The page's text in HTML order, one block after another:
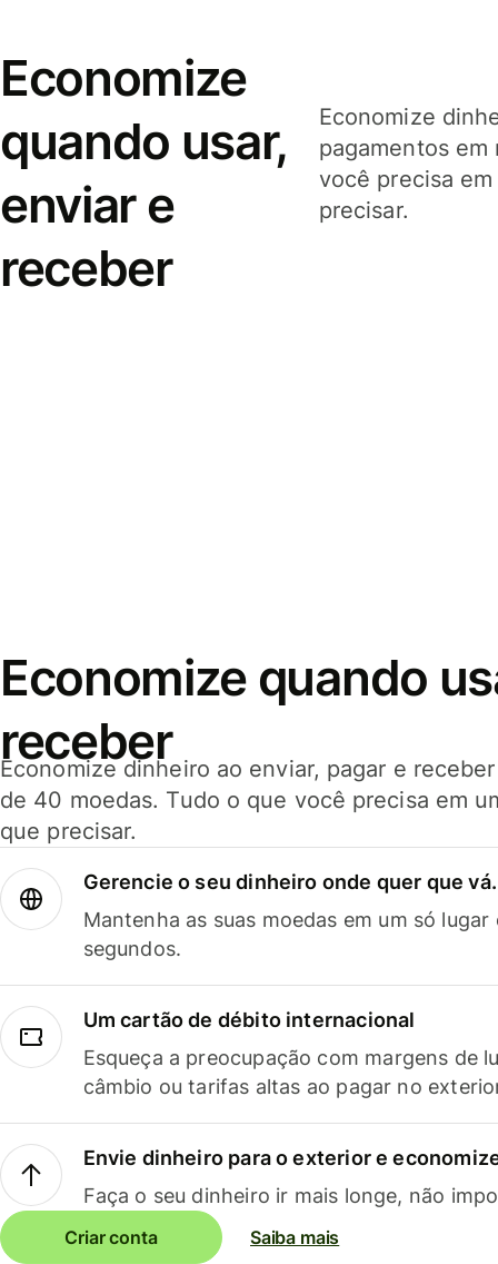
Economize
quando usar,
enviar e
receber
Economize
pagamentos
você precisa
precisar.
Economize quando
receber
Economize dinheiro ao enviar, pagar e
de 40 moedas. Tudo o que você precisa em
que precisar.
Gerencie o seu dinheiro onde quer que vá.
Mantenha as suas moedas em um só
segundos.
Um cartão de débito internacional
Esqueça a preocupação com margens de
câmbio ou tarifas altas ao pagar no
Envie dinheiro para o exterior e
Faça o seu dinheiro ir mais longe, não
Criar conta Saiba mais